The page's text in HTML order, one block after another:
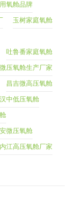
氧舱品牌
玉树家庭氧舱
吐鲁番家庭氧舱
压氧舱生产厂家
昌吉微高压氧舱
汉中低压氧舱
微压氧舱
内江高压氧舱厂家